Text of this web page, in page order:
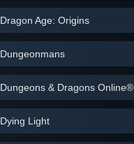
Dragon Age: Origins
Dungeonmans
Dungeons & Dragons Online®
Dying Light